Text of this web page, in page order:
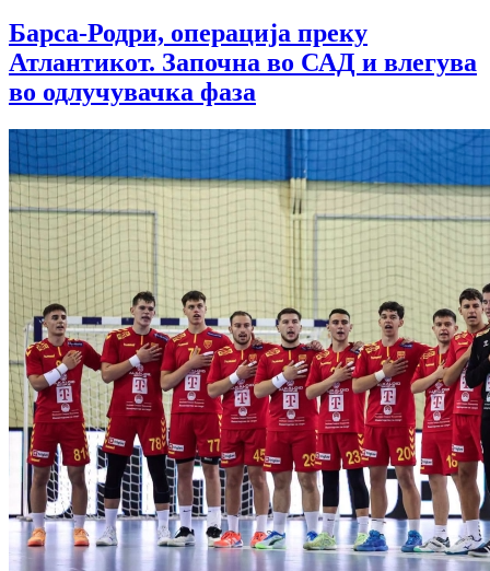
Барса-Родри, операција преку
Атлантикот. Започна во САД и влегува
во одлучувачка фаза